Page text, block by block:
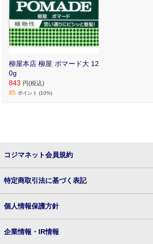
柳屋本店 柳屋 ポマード大 12
0g
843 円(税込)
85 ポイント (10%)
コジマネット会員規約
特定商取引法に基づく表記
個人情報保護方針
企業情報・IR情報